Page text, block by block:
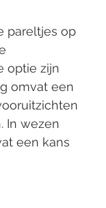
pareltjes op
optie zijn
omvat een
In wezen
een kans